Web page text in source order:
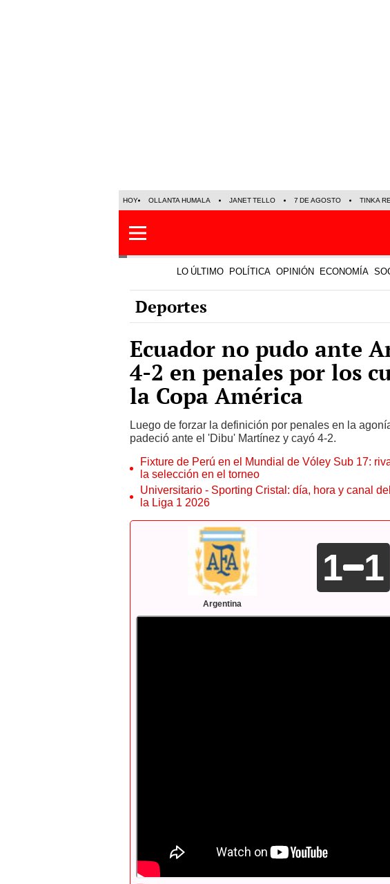
LO ÚLTIMO POLÍTICA OPINIÓN ECONOMÍA
Deportes
Ecuador no pudo ante
4-2 en penales por los
la Copa América
Luego de forzar la definición por penales en la
padeció ante el 'Dibu' Martínez y cayó 4-2.
Fixture de Perú en el Mundial de Vóley Sub 17:
la selección en el torneo
Universitario - Sporting Cristal: día, hora y canal
la Liga 1 2026
Argentina
1 1
Argentina vs Ecuador se enfrentaron en el Estadio NRG. Foto:
MOMENTOS DESTACADOS